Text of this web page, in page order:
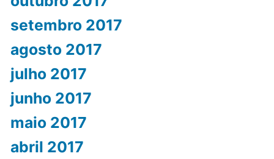
setembro 2017
agosto 2017
julho 2017
junho 2017
maio 2017
abril 2017